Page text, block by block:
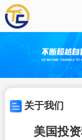
关于我们
美国投